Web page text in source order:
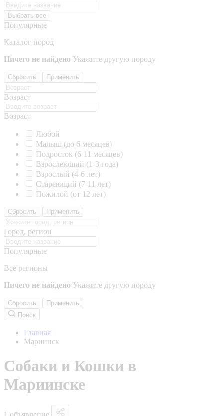
Выбрать все
Популярные
Каталог пород
Ничего не найдено Укажите другую породу
Сбросить Применить
Возраст
Возраст
Любой
Малыш (до 6 месяцев)
Подросток (6-11 месяцев)
Взрослеющий (1-3 года)
Взрослый (4-6 лет)
Стареющий (7-11 лет)
Пожилой (от 12 лет)
Сбросить Применить
Город, регион
Популярные
Все регионы
Ничего не найдено Укажите другую породу
Сбросить
Применить
Поиск
Главная
Мариинск
Собаки и Кошки в
Мариинске
1 объявление